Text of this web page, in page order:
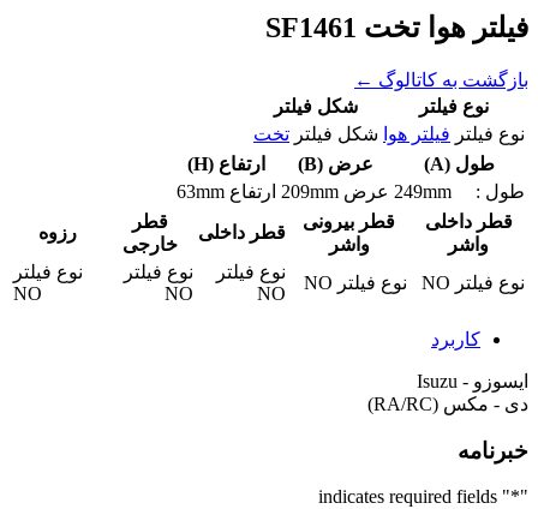
فیلتر هوا تخت SF1461
بازگشت به کاتالوگ ←
نوع فیلتر
شکل فیلتر
نوع فیلتر فیلتر هوا شکل فیلتر تخت
طول (A)
عرض (B)
ارتفاع (H)
طول :
عرض ارتفاع
قطر داخلی
واشر
قطر بیرونی
واشر
قطر داخلی
قطر
خارجی
رزوه
نوع فیلتر نوع فیلتر
نوع فیلتر
NO
نوع فیلتر
NO
نوع فیلتر
NO
کاربرد
ایسوزو - Isuzu
دی - مکس (RA/RC)
خبرنامه
"
*
" indicates required fields